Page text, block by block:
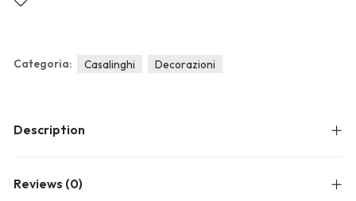
Description
Reviews (0)
Categoria: Casalinghi Decorazioni